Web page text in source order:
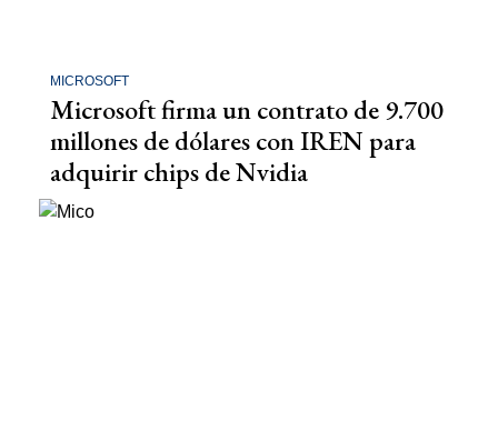
MICROSOFT
Microsoft firma un contrato de 9.700
millones de dólares con IREN para
adquirir chips de Nvidia